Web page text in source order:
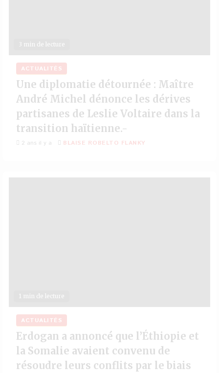
3 min de lecture
ACTUALITÉS
Une diplomatie détournée : Maître
André Michel dénonce les dérives
partisanes de Leslie Voltaire dans la
transition haïtienne.-
2 ans il y a BLAISE ROBELTO FLANKY
1 min de lecture
ACTUALITÉS
Erdogan a annoncé que l’Éthiopie et
la Somalie avaient convenu de
résoudre leurs conflits par le biais